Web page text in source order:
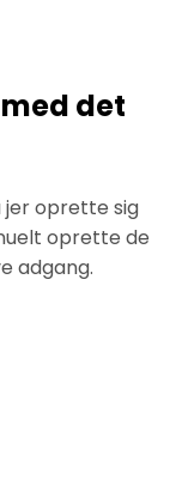
det
oprette sig
oprette de
adgang.